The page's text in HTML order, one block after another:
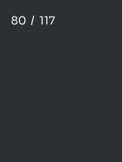
80 / 117